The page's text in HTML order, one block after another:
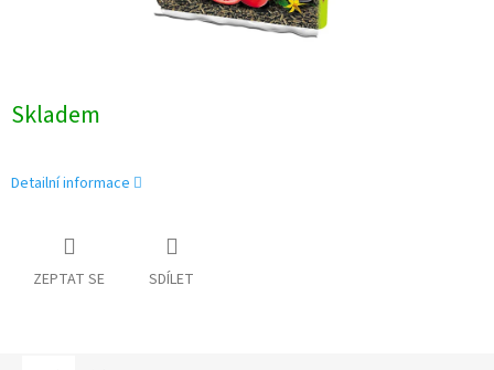
Skladem
Detailní informace
ZEPTAT SE SDÍLET